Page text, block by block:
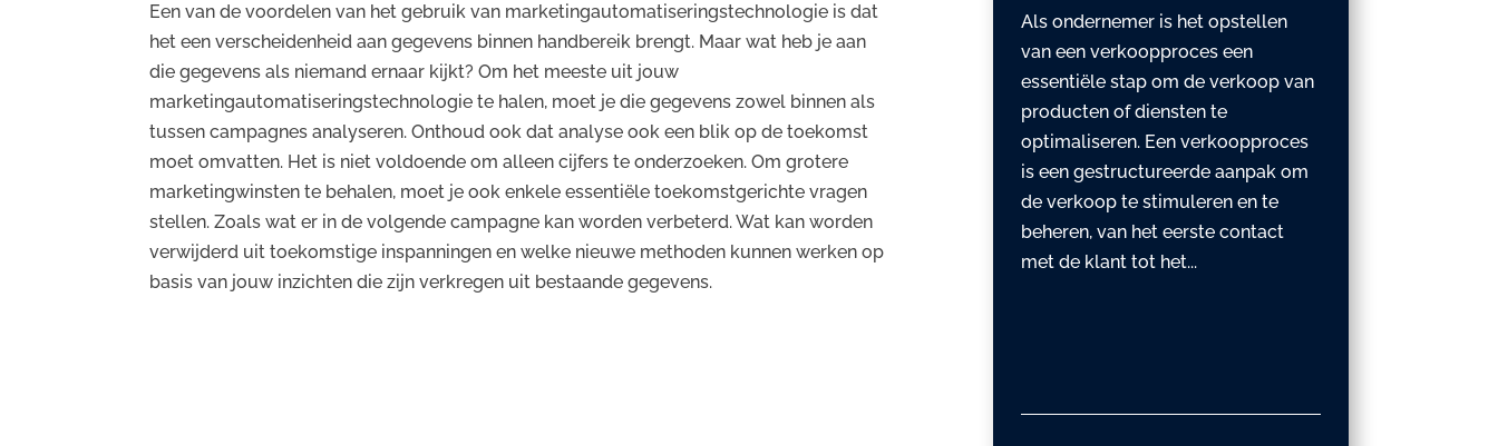
Een van de voordelen van het gebruik van marketingautomatiseringstechnologie is dat
het een verscheidenheid aan gegevens binnen handbereik brengt. Maar wat heb je aan
die gegevens als niemand ernaar kijkt? Om het meeste uit jouw
marketingautomatiseringstechnologie te halen, moet je die gegevens zowel binnen als
tussen campagnes analyseren. Onthoud ook dat analyse ook een blik op de toekomst
moet omvatten. Het is niet voldoende om alleen cijfers te onderzoeken. Om grotere
marketingwinsten te behalen, moet je ook enkele essentiële toekomstgerichte vragen
stellen. Zoals wat er in de volgende campagne kan worden verbeterd. Wat kan worden
verwijderd uit toekomstige inspanningen en welke nieuwe methoden kunnen werken op
basis van jouw inzichten die zijn verkregen uit bestaande gegevens.
Als ondernemer is het opstellen
van een verkoopproces een
essentiële stap om de verkoop van
producten of diensten te
optimaliseren. Een verkoopproces
is een gestructureerde aanpak om
de verkoop te stimuleren en te
beheren, van het eerste contact
met de klant tot het...